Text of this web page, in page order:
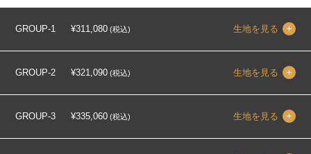
GROUP-1 ¥311,080 (税込) 生地を見る
GROUP-2 ¥321,090 (税込) 生地を見る
GROUP-3 ¥335,060 (税込) 生地を見る